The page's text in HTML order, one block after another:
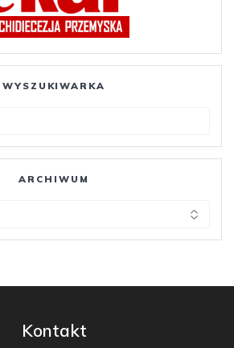
WYSZUKIWARKA
ARCHIWUM
Kontakt